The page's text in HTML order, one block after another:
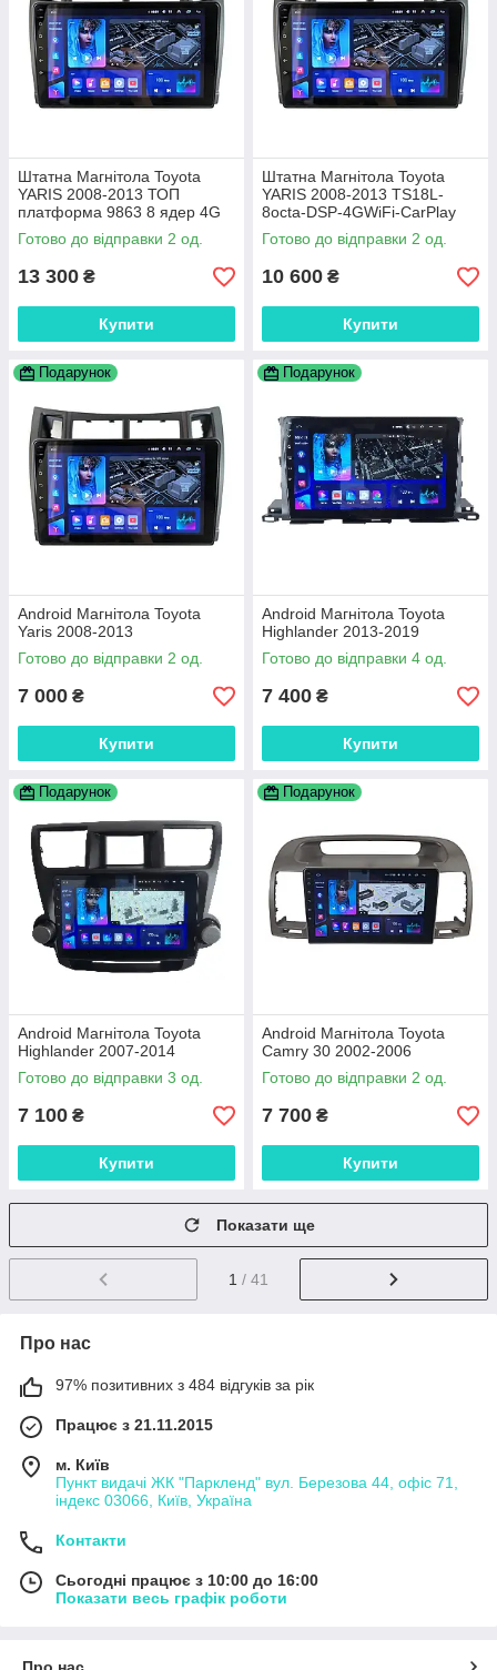
Штатна Магнітола Toyota
YARIS 2008-2013 ТОП
платформа 9863 8 ядер 4G
DSP
Готово до відправки 2 од.
13 300 ₴
Купити
Штатна Магнітола Toyota
YARIS 2008-2013 TS18L-
8octa-DSP-4GWiFi-CarPlay
Готово до відправки 2 од.
10 600 ₴
Купити
Подарунок
Android Магнітола Toyota
Yaris 2008-2013
Готово до відправки 2 од.
7 000 ₴
Купити
Подарунок
Android Магнітола Toyota
Highlander 2013-2019
Готово до відправки 4 од.
7 400 ₴
Купити
Подарунок
Android Магнітола Toyota
Highlander 2007-2014
Готово до відправки 3 од.
7 100 ₴
Купити
Подарунок
Android Магнітола Toyota
Camry 30 2002-2006
Готово до відправки 2 од.
7 700 ₴
Купити
Показати ще
1 / 41
Про нас
97% позитивних з 484 відгуків за рік
Працює з 21.11.2015
м. Київ
Пункт видачі ЖК "Паркленд" вул. Березова 44, офіс 71,
індекс 03066, Київ, Україна
Контакти
Сьогодні працює з 10:00 до 16:00
Показати весь графік роботи